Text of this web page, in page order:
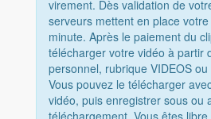
virement. Dès validation de
serveurs mettent en place
minute. Après le paiement du
télécharger votre vidéo à partir
personnel, rubrique VIDEOS
Vous pouvez le télécharger
vidéo, puis enregistrer sous ou
téléchargement. Vous êtes libre